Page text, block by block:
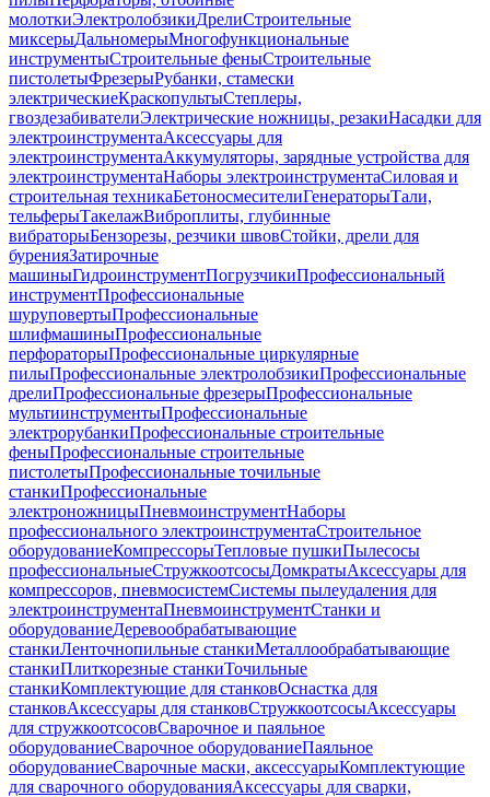
молоткиЭлектролобзикиДрелиСтроительные
миксерыДальномерыМногофункциональные
инструментыСтроительные феныСтроительные
пистолетыФрезерыРубанки, стамески
электрическиеКраскопультыСтеплеры,
гвоздезабивателиЭлектрические ножницы, резакиНасадки для
электроинструментаАксессуары для
электроинструментаАккумуляторы, зарядные устройства для
электроинструментаНаборы электроинструментаСиловая и
строительная техникаБетоносмесителиГенераторыТали,
тельферыТакелажВиброплиты, глубинные
вибраторыБензорезы, резчики швовСтойки, дрели для
буренияЗатирочные
машиныГидроинструментПогрузчикиПрофессиональный
инструментПрофессиональные
шуруповертыПрофессиональные
шлифмашиныПрофессиональные
перфораторыПрофессиональные циркулярные
пилыПрофессиональные электролобзикиПрофессиональные
дрелиПрофессиональные фрезерыПрофессиональные
мультиинструментыПрофессиональные
электрорубанкиПрофессиональные строительные
феныПрофессиональные строительные
пистолетыПрофессиональные точильные
станкиПрофессиональные
электроножницыПневмоинструментНаборы
профессионального электроинструментаСтроительное
оборудованиеКомпрессорыТепловые пушкиПылесосы
профессиональныеСтружкоотсосыДомкратыАксессуары для
компрессоров, пневмосистемСистемы пылеудаления для
электроинструментаПневмоинструментСтанки и
оборудованиеДеревообрабатывающие
станкиЛенточнопильные станкиМеталлообрабатывающие
станкиПлиткорезные станкиТочильные
станкиКомплектующие для станковОснастка для
станковАксессуары для станковСтружкоотсосыАксессуары
для стружкоотсосовСварочное и паяльное
оборудованиеСварочное оборудованиеПаяльное
оборудованиеСварочные маски, аксессуарыКомплектующие
для сварочного оборудованияАксессуары для сварки,